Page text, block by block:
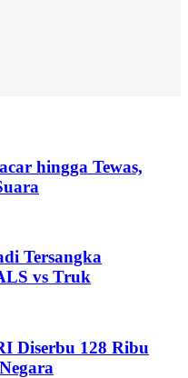
hingga Tewas,
Tersangka
vs Truk
Diserbu 128 Ribu